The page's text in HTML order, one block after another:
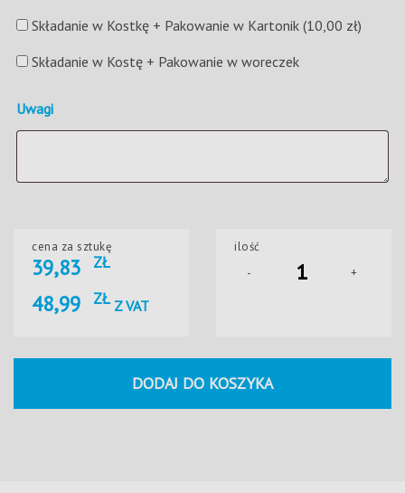
Składanie w Kostkę + Pakowanie w Kartonik (10,00 zł)
Składanie w Kostę + Pakowanie w woreczek
Uwagi
cena za sztukę
39,83 ZŁ
48,99 ZŁ Z VAT
ilość
-
+
DODAJ DO KOSZYKA